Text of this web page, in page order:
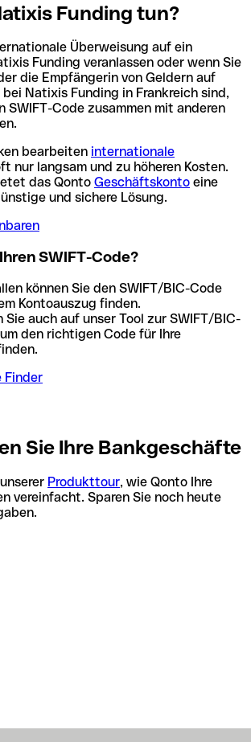
Funding tun?
Überweisung auf ein
Funding veranlassen oder wenn Sie
die Empfängerin von Geldern auf
Natixis Funding in Frankreich sind,
SWIFT-Code zusammen mit anderen
bearbeiten internationale
nur langsam und zu höheren Kosten.
das Qonto Geschäftskonto eine
und sichere Lösung.
SWIFT-Code?
können Sie den SWIFT/BIC-Code
Kontoauszug finden.
Sie auch auf unser Tool zur SWIFT/BIC-
den richtigen Code für Ihre
Finder
Sie Ihre Bankgeschäfte
Produkttour, wie Qonto Ihre
vereinfacht. Sparen Sie noch heute